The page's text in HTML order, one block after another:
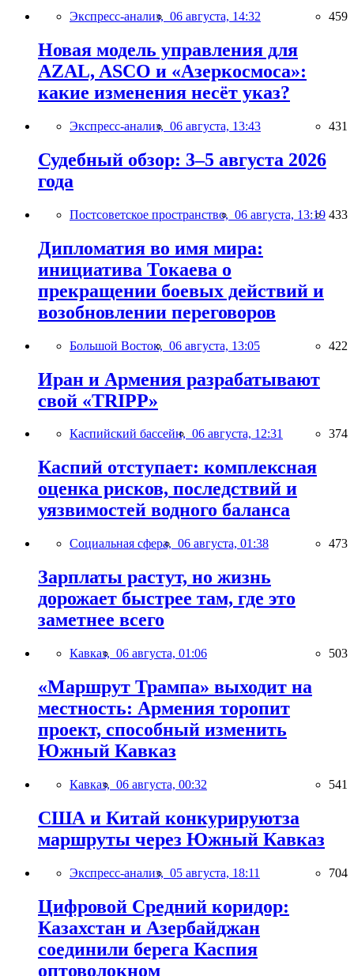
Экспресс-анализ, 06 августа, 14:32 459
Новая модель управления для
AZAL, ASCO и «Азеркосмоса»:
какие изменения несёт указ?
Экспресс-анализ, 06 августа, 13:43 431
Судебный обзор: 3–5 августа 2026
года
Постсоветское пространство, 06 августа, 13:19 433
Дипломатия во имя мира:
инициатива Токаева о
прекращении боевых действий и
возобновлении переговоров
Большой Восток, 06 августа, 13:05 422
Иран и Армения разрабатывают
свой «TRIPP»
Каспийский бассейн, 06 августа, 12:31 374
Каспий отступает: комплексная
оценка рисков, последствий и
уязвимостей водного баланса
Социальная сфера, 06 августа, 01:38 473
Зарплаты растут, но жизнь
дорожает быстрее там, где это
заметнее всего
Кавказ, 06 августа, 01:06 503
«Маршрут Трампа» выходит на
местность: Армения торопит
проект, способный изменить
Южный Кавказ
Кавказ, 06 августа, 00:32 541
США и Китай конкурируютза
маршруты через Южный Кавказ
Экспресс-анализ, 05 августа, 18:11 704
Цифровой Средний коридор:
Казахстан и Азербайджан
соединили берега Каспия
оптоволокном